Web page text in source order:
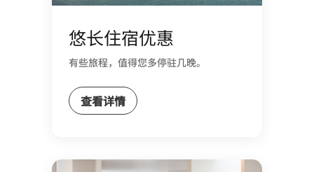
悠长住宿优惠
有些旅程，值得您多停驻几晚。​
查看详情